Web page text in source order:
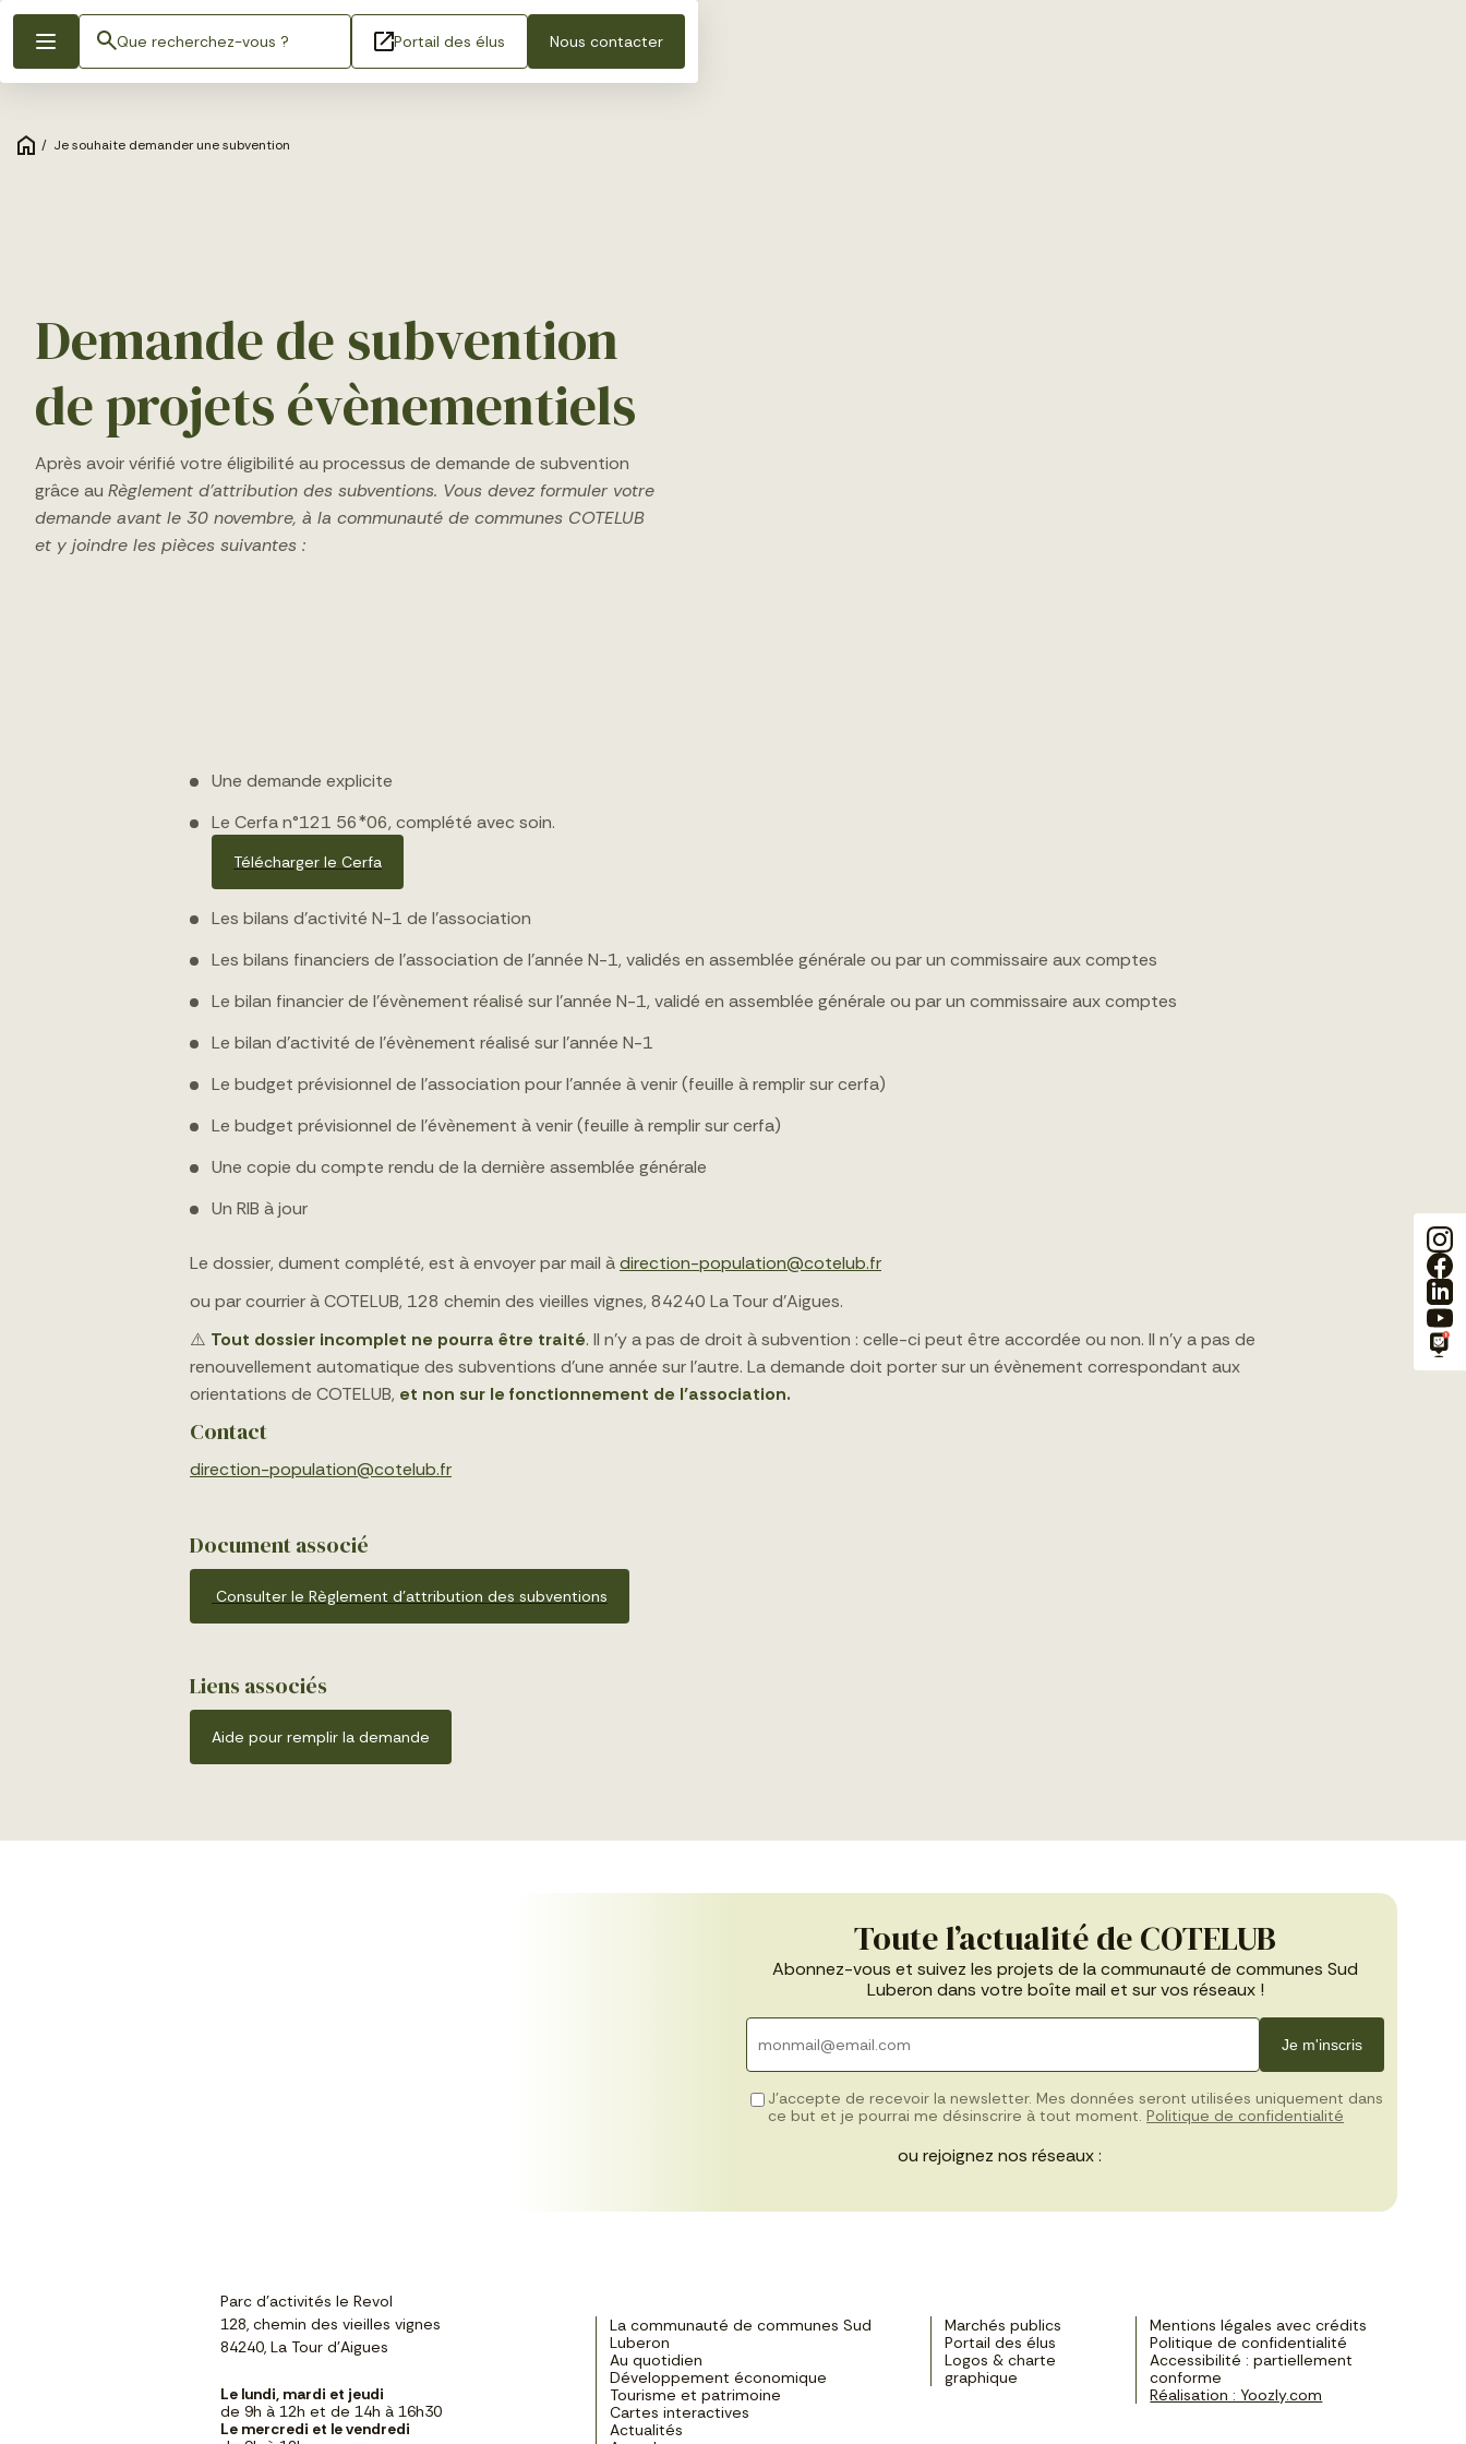
Portail des élus Nous contacter
/ Je souhaite demander une subvention
Demande de subvention
de projets évènementiels
Après avoir vérifié votre éligibilité au processus de demande de subvention
grâce au Règlement d’attribution des subventions. Vous devez formuler votre
demande avant le 30 novembre, à la communauté de communes COTELUB
et y joindre les pièces suivantes :
Une demande explicite
Le Cerfa n°121 56*06, complété avec soin.
Télécharger le Cerfa
Les bilans d’activité N-1 de l’association
Les bilans financiers de l’association de l’année N-1, validés en assemblée générale ou par un commissaire aux comptes
Le bilan financier de l’évènement réalisé sur l’année N-1, validé en assemblée générale ou par un commissaire aux comptes
Le bilan d’activité de l’évènement réalisé sur l’année N-1
Le budget prévisionnel de l’association pour l’année à venir (feuille à remplir sur cerfa)
Le budget prévisionnel de l’évènement à venir (feuille à remplir sur cerfa)
Une copie du compte rendu de la dernière assemblée générale
Un RIB à jour
Le dossier, dument complété, est à envoyer par mail àdirection-population@cotelub.fr
ou par courrier à COTELUB, 128 chemin des vieilles vignes, 84240 La Tour d’Aigues.
⚠️ Tout dossier incomplet ne pourra être traité. Il n’y a pas de droit à subvention : celle-ci peut être accordée ou non. Il n’y a pas de
renouvellement automatique des subventions d’une année sur l’autre. La demande doit porter sur un évènement correspondant aux
orientations de COTELUB, et non sur le fonctionnement de l’association.
Contact
direction-population@cotelub.fr
Document associé
Consulter le Règlement d’attribution des subventions
Liens associés
Aide pour remplir la demande
Toute l’actualité de COTELUB
Abonnez-vous et suivez les projets de la communauté de communes Sud
Luberon dans votre boîte mail et sur vos réseaux !
Je m'inscris
J’accepte de recevoir la newsletter. Mes données seront utilisées uniquement dans
ce but et je pourrai me désinscrire à tout moment. Politique de confidentialité
ou rejoignez nos réseaux :
Parc d'activités le Revol
128, chemin des vieilles vignes
84240, La Tour d'Aigues
Le lundi, mardi et jeudi
de 9h à 12h et de 14h à 16h30
Le mercredi et le vendredi
La communauté de communes Sud
Luberon
Au quotidien
Développement économique
Tourisme et patrimoine
Cartes interactives
Actualités
Marchés publics
Portail des élus
Logos & charte
graphique
Mentions légales avec crédits
Politique de confidentialité
Accessibilité : partiellement
conforme
Réalisation : Yoozly.com